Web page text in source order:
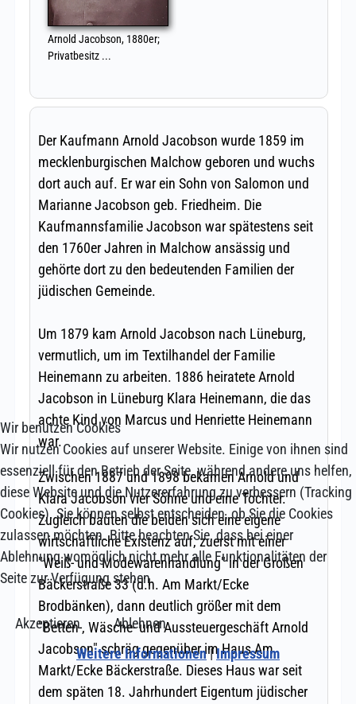
Wir benutzen Cookies
Wir nutzen Cookies auf unserer Website. Einige von ihnen sind
essenziell für den Betrieb der Seite, während andere uns helfen,
diese Website und die Nutzererfahrung zu verbessern (Tracking
Cookies). Sie können selbst entscheiden, ob Sie die Cookies
zulassen möchten. Bitte beachten Sie, dass bei einer
Ablehnung womöglich nicht mehr alle Funktionalitäten der
Seite zur Verfügung stehen.
Akzeptieren
Ablehnen
Weitere Informationen|Impressum